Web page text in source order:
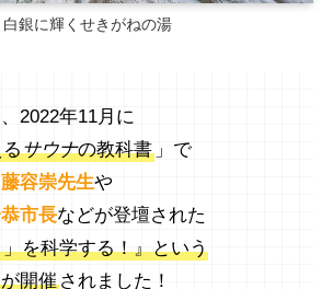
白銀に輝くせきがねの湯
2022年11月に
るサウナの教科書 」で
容崇先生や
市長などが登壇された
を科学する！』という
開催されました！